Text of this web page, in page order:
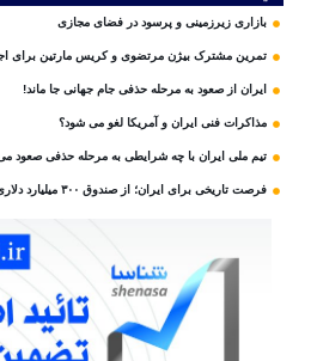
بازاری زیرزمینی و پرسود در فضای مجازی
تمرین مشترک بیژن مرتضوی و کریس مارتین برای
ایران از صعود به مرحله حذفی جام جهانی جا ماند!
مذاکرات فنی ایران و آمریکا لغو می شود؟
تیم ملی ایران با چه شرایطی به مرحله حذفی صعود
فرصت تاریخی برای ایران؛ از صندوق ۳۰۰ میلیارد دلاری تا بازپس گیری دارایی‌های ایران